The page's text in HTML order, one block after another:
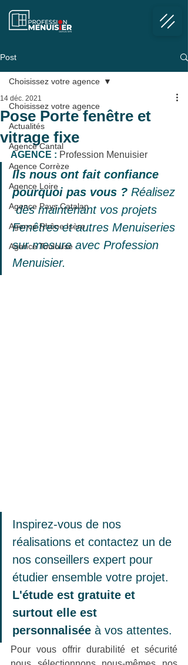
Post
Choisissez votre agence
Actualités
Agence Cantal
Agence Corrèze
Agence Loire
Agence Pays Catalan
Agence Rhône Isère
Agence Toulouse
Choisissez votre agence
Pose Porte fenêtre et
vitrage fixe
14 déc. 2021
AGENCE : Profession Menuisier
Ils nous ont fait confiance
pourquoi pas vous ? Réalisez
dès maintenant vos projets
Fenêtres et autres Menuiseries
sur mesure avec Profession
Menuisier.
Inspirez-vous de nos
réalisations et contactez un de
nos conseillers expert pour
étudier ensemble votre projet.
L'étude est gratuite et
surtout elle est
personnalisée à vos attentes.
Pour vous offrir durabilité et sécurité